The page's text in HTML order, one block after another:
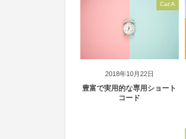
2018年10月22日
Cat A
豊富で実用的な専用ショート
コード